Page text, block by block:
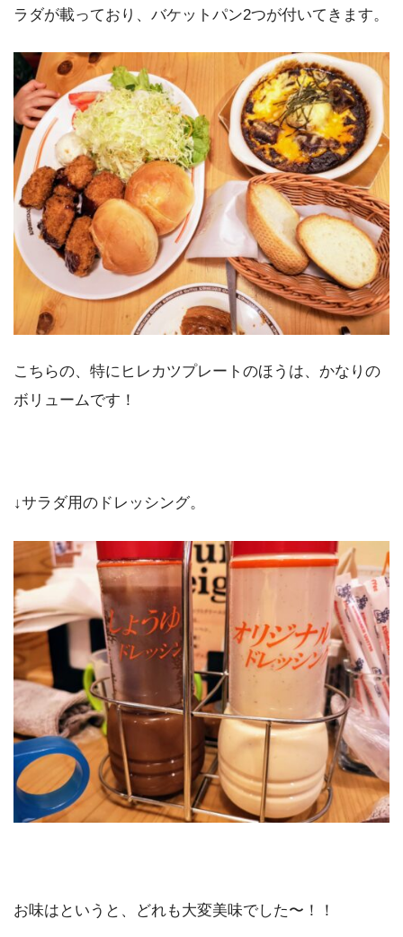
ラダが載っており、バケットパン2つが付いてきます。
こちらの、特にヒレカツプレートのほうは、かなりの
ボリュームです！
↓サラダ用のドレッシング。
お味はというと、どれも大変美味でした〜！！